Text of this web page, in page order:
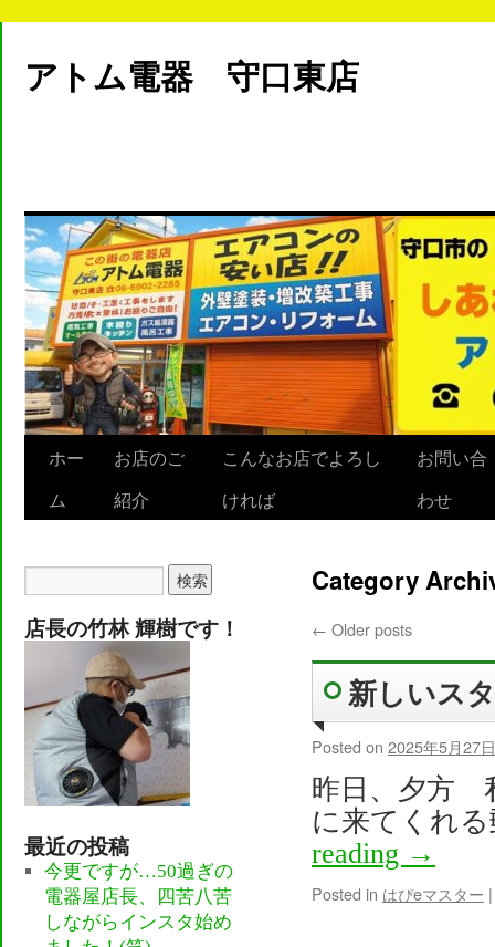
アトム電器 守口東店
Skip
ホー
ム
お店のご
紹介
こんなお店でよろし
ければ
お問い合
わせ
Category
← Older posts
新しいス
Posted on 2025年5月27日
昨日、夕方
に来てくれ
reading →
Posted in はぴeマスター |
店長の竹林 輝樹です！
最近の投稿
今更ですが…50過ぎの
電器屋店長、四苦八苦
しながらインスタ始め